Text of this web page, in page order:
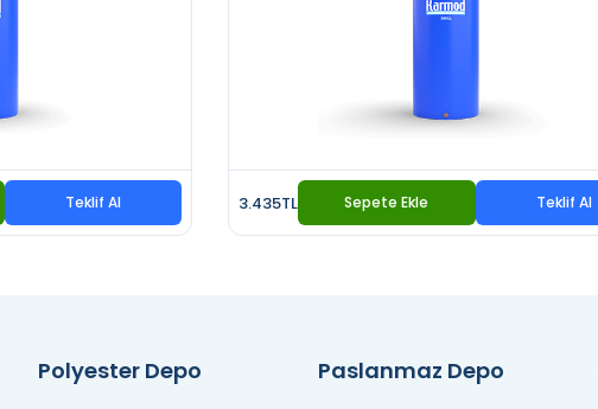
Teklif Al 3.435TL Sepete Ekle Teklif Al
Polyester Depo Paslanmaz Depo